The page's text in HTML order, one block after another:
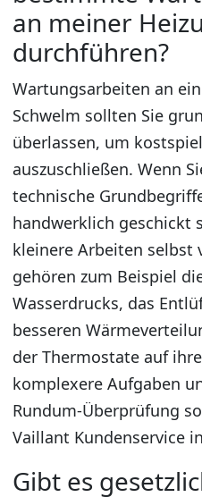
an meiner
durchführen?
Wartungsarbeiten an
Schwelm sollten Sie
überlassen, um
auszuschließen. Wenn
technische
handwerklich geschickt
kleinere Arbeiten selbst
gehören zum Beispiel
Wasserdrucks, das
besseren
der Thermostate auf
komplexere Aufgaben
Rundum-Überprüfung
Vaillant Kundenservice
Gibt es